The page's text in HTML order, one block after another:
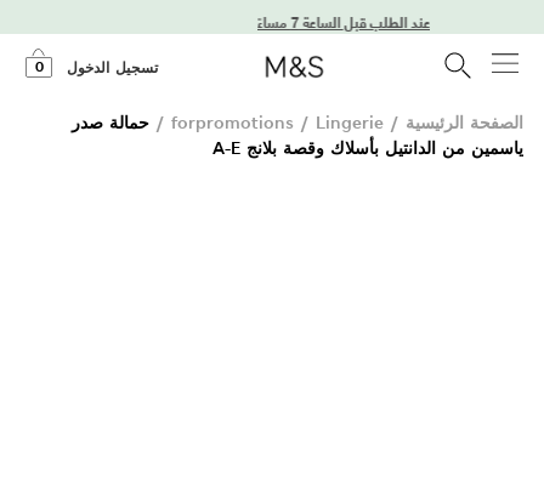
اليوم التالي عند الطلب قبل الساعة 7 مساءً
تسجيل الدخول 0
الصفحة الرئيسية /
forpromotions / Lingerie
/ حمالة صدر
ياسمين من الدانتيل بأسلاك وقصة بلانج A-E